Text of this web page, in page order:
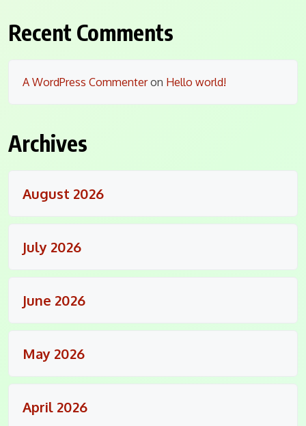
Recent Comments
A WordPress Commenteron Hello world!
Archives
August 2026
July 2026
June 2026
May 2026
April 2026